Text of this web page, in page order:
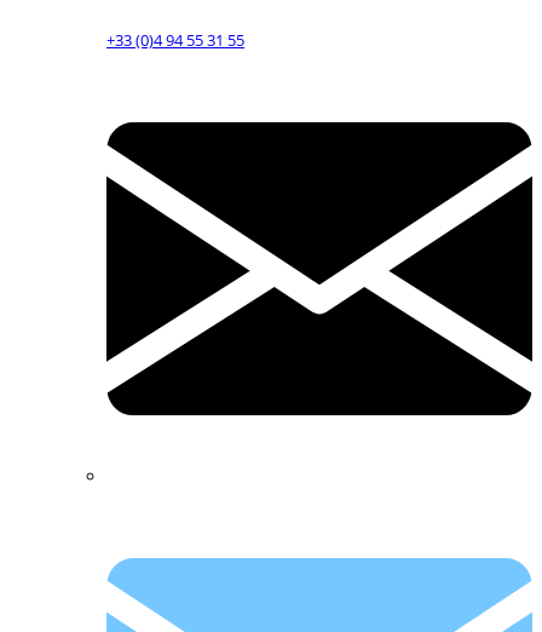
+33 (0)4 94 55 31 55